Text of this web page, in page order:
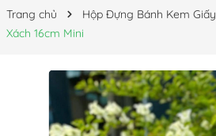
Trang chủ Hộp Đựng Bánh Kem Giấy
Xách 16cm Mini